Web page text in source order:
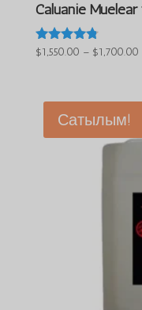
Caluanie
5-тен
$1,550.00 – $1,700.00
Сатылым!